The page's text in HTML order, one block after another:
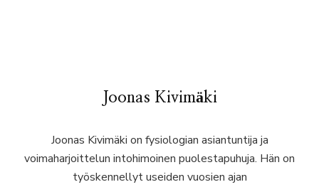
Joonas Kivimäki
Joonas Kivimäki on fysiologian asiantuntija ja
voimaharjoittelun intohimoinen puolestapuhuja. Hän on
työskennellyt useiden vuosien ajan